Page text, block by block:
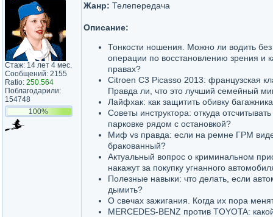
Стаж: 14 лет 4 мес.
Сообщений: 2155
Ratio: 250.564
Поблагодарили:
154748
100%
Жанр: Телепередача
Описание:
Тонкости ношения. Можно ли водить без
операции по восстановлению зрения и
правах?
Citroen C3 Picasso 2013: французская
Правда ли, что это лучший семейный
Лайфхак: как защитить обивку
Советы инструктора: откуда
парковке рядом с остановкой?
Миф vs правда: если на ремне ГРМ
бракованный?
Актуальный вопрос о криминальном
накажут за покупку угнанного
Полезные навыки: что делать, если
дымить?
О свечах зажигания. Когда их пора
MERCEDES-BENZ против TOYOTA: